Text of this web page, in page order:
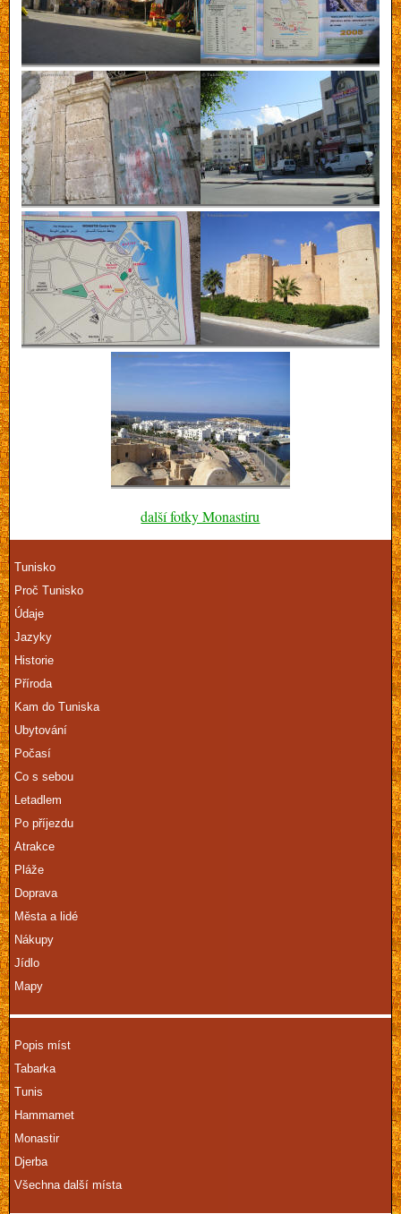
další fotky Monastiru
Tunisko
Proč Tunisko
Údaje
Jazyky
Historie
Příroda
Kam do Tuniska
Ubytování
Počasí
Co s sebou
Letadlem
Po příjezdu
Atrakce
Pláže
Doprava
Města a lidé
Nákupy
Jídlo
Mapy
Popis míst
Tabarka
Tunis
Hammamet
Monastir
Djerba
Všechna další místa